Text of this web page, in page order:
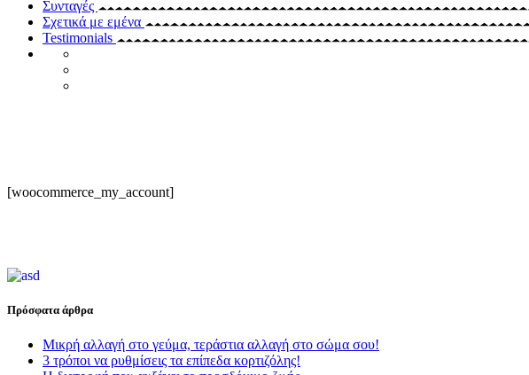
Συνταγές
Σχετικά με εμένα
Testimonials
[woocommerce_my_account]
Πρόσφατα άρθρα
Μικρή αλλαγή στο γεύμα, τεράστια αλλαγή στο σώμα σου!
3 τρόποι να ρυθμίσεις τα επίπεδα κορτιζόλης!